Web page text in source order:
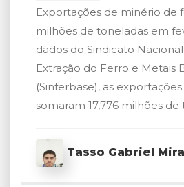
Exportações de minério de
milhões de toneladas em
dados do Sindicato
Extração do Ferro e Metais
(Sinferbase), as
somaram 17,776 milhões de
Tasso Gabriel